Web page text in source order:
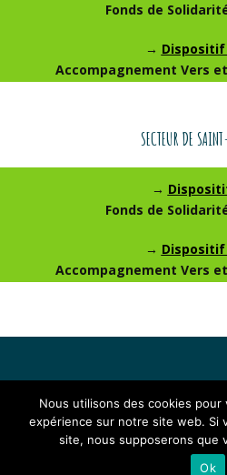
Fonds de
→ Dispositif
Accompagnement Vers
SECTEUR DE
→
Fonds de
→ Dispositif
Accompagnement Vers
Nous utilisons des cookies pour
expérience sur notre site web. Si
site, nous supposerons que
Ok